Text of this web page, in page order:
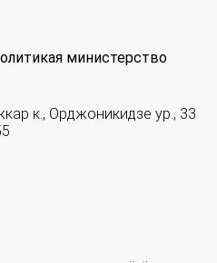
министерство
к., Орджоникидзе ур., 33